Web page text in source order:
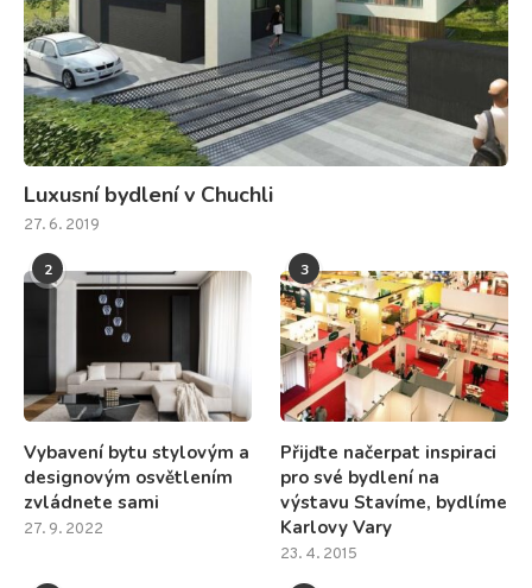
Luxusní bydlení v Chuchli
27. 6. 2019
2
Vybavení bytu stylovým a
designovým osvětlením
zvládnete sami
27. 9. 2022
3
Přijďte načerpat inspiraci
pro své bydlení na
výstavu Stavíme, bydlíme
Karlovy Vary
23. 4. 2015